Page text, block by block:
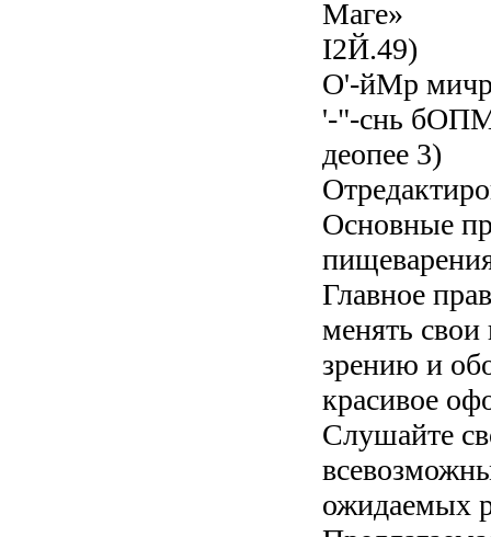
Маге»
І2Й.49)
О'-йМр
'-"-снь
деопее 3)
Основные
Главное
менять свои
зрению и
красивое
Слушайте
ожидаемых